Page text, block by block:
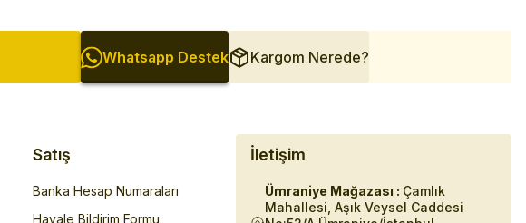
Whatsapp Destek Kargom Nerede?
Satış
Banka Hesap Numaraları
Havale Bildirim Formu
İletişim
Ümraniye Mağazası : Çamlık
Mahallesi, Aşık Veysel Caddesi